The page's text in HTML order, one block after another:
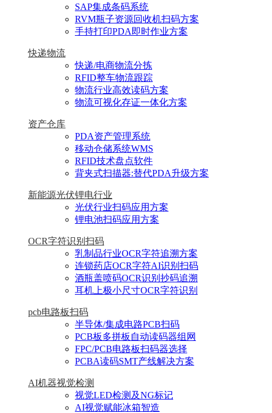
SAP集成条码系统
RVM瓶子资源回收机扫码方案
手持打印PDA即时作业方案
快递物流
快递/电商物流分拣
RFID整车物流跟踪
物流行业高效读码方案
物流可视化存证一体化方案
资产仓库
PDA资产管理系统
移动仓储系统WMS
RFID技术盘点软件
背夹式扫描器:替代PDA升级方案
新能源光伏锂电行业
光伏行业扫码应用方案
锂电池扫码应用方案
OCR字符识别扫码
乳制品行业OCR字符追溯方案
连锁药店OCR字符AI识别扫码
酒瓶盖喷码OCR识别抄码追溯
耳机上极小尺寸OCR字符识别
pcb电路板扫码
半导体/集成电路PCB扫码
PCB板多拼板自动读码器组网
FPC/PCB电路板扫码器选择
PCBA读码SMT产线解决方案
AI机器视觉检测
视觉LED检测及NG标记
AI视觉赋能冰箱智造